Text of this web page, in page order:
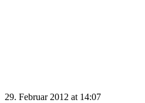
29. Februar 2012 at 14:07